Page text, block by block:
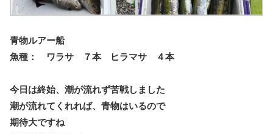
青物ルアー船
魚種： ワラサ ７本 ヒラマサ ４本
今日は終始、潮が流れず苦戦しました
潮が流れてくれれば、青物はいるので
期待大ですね